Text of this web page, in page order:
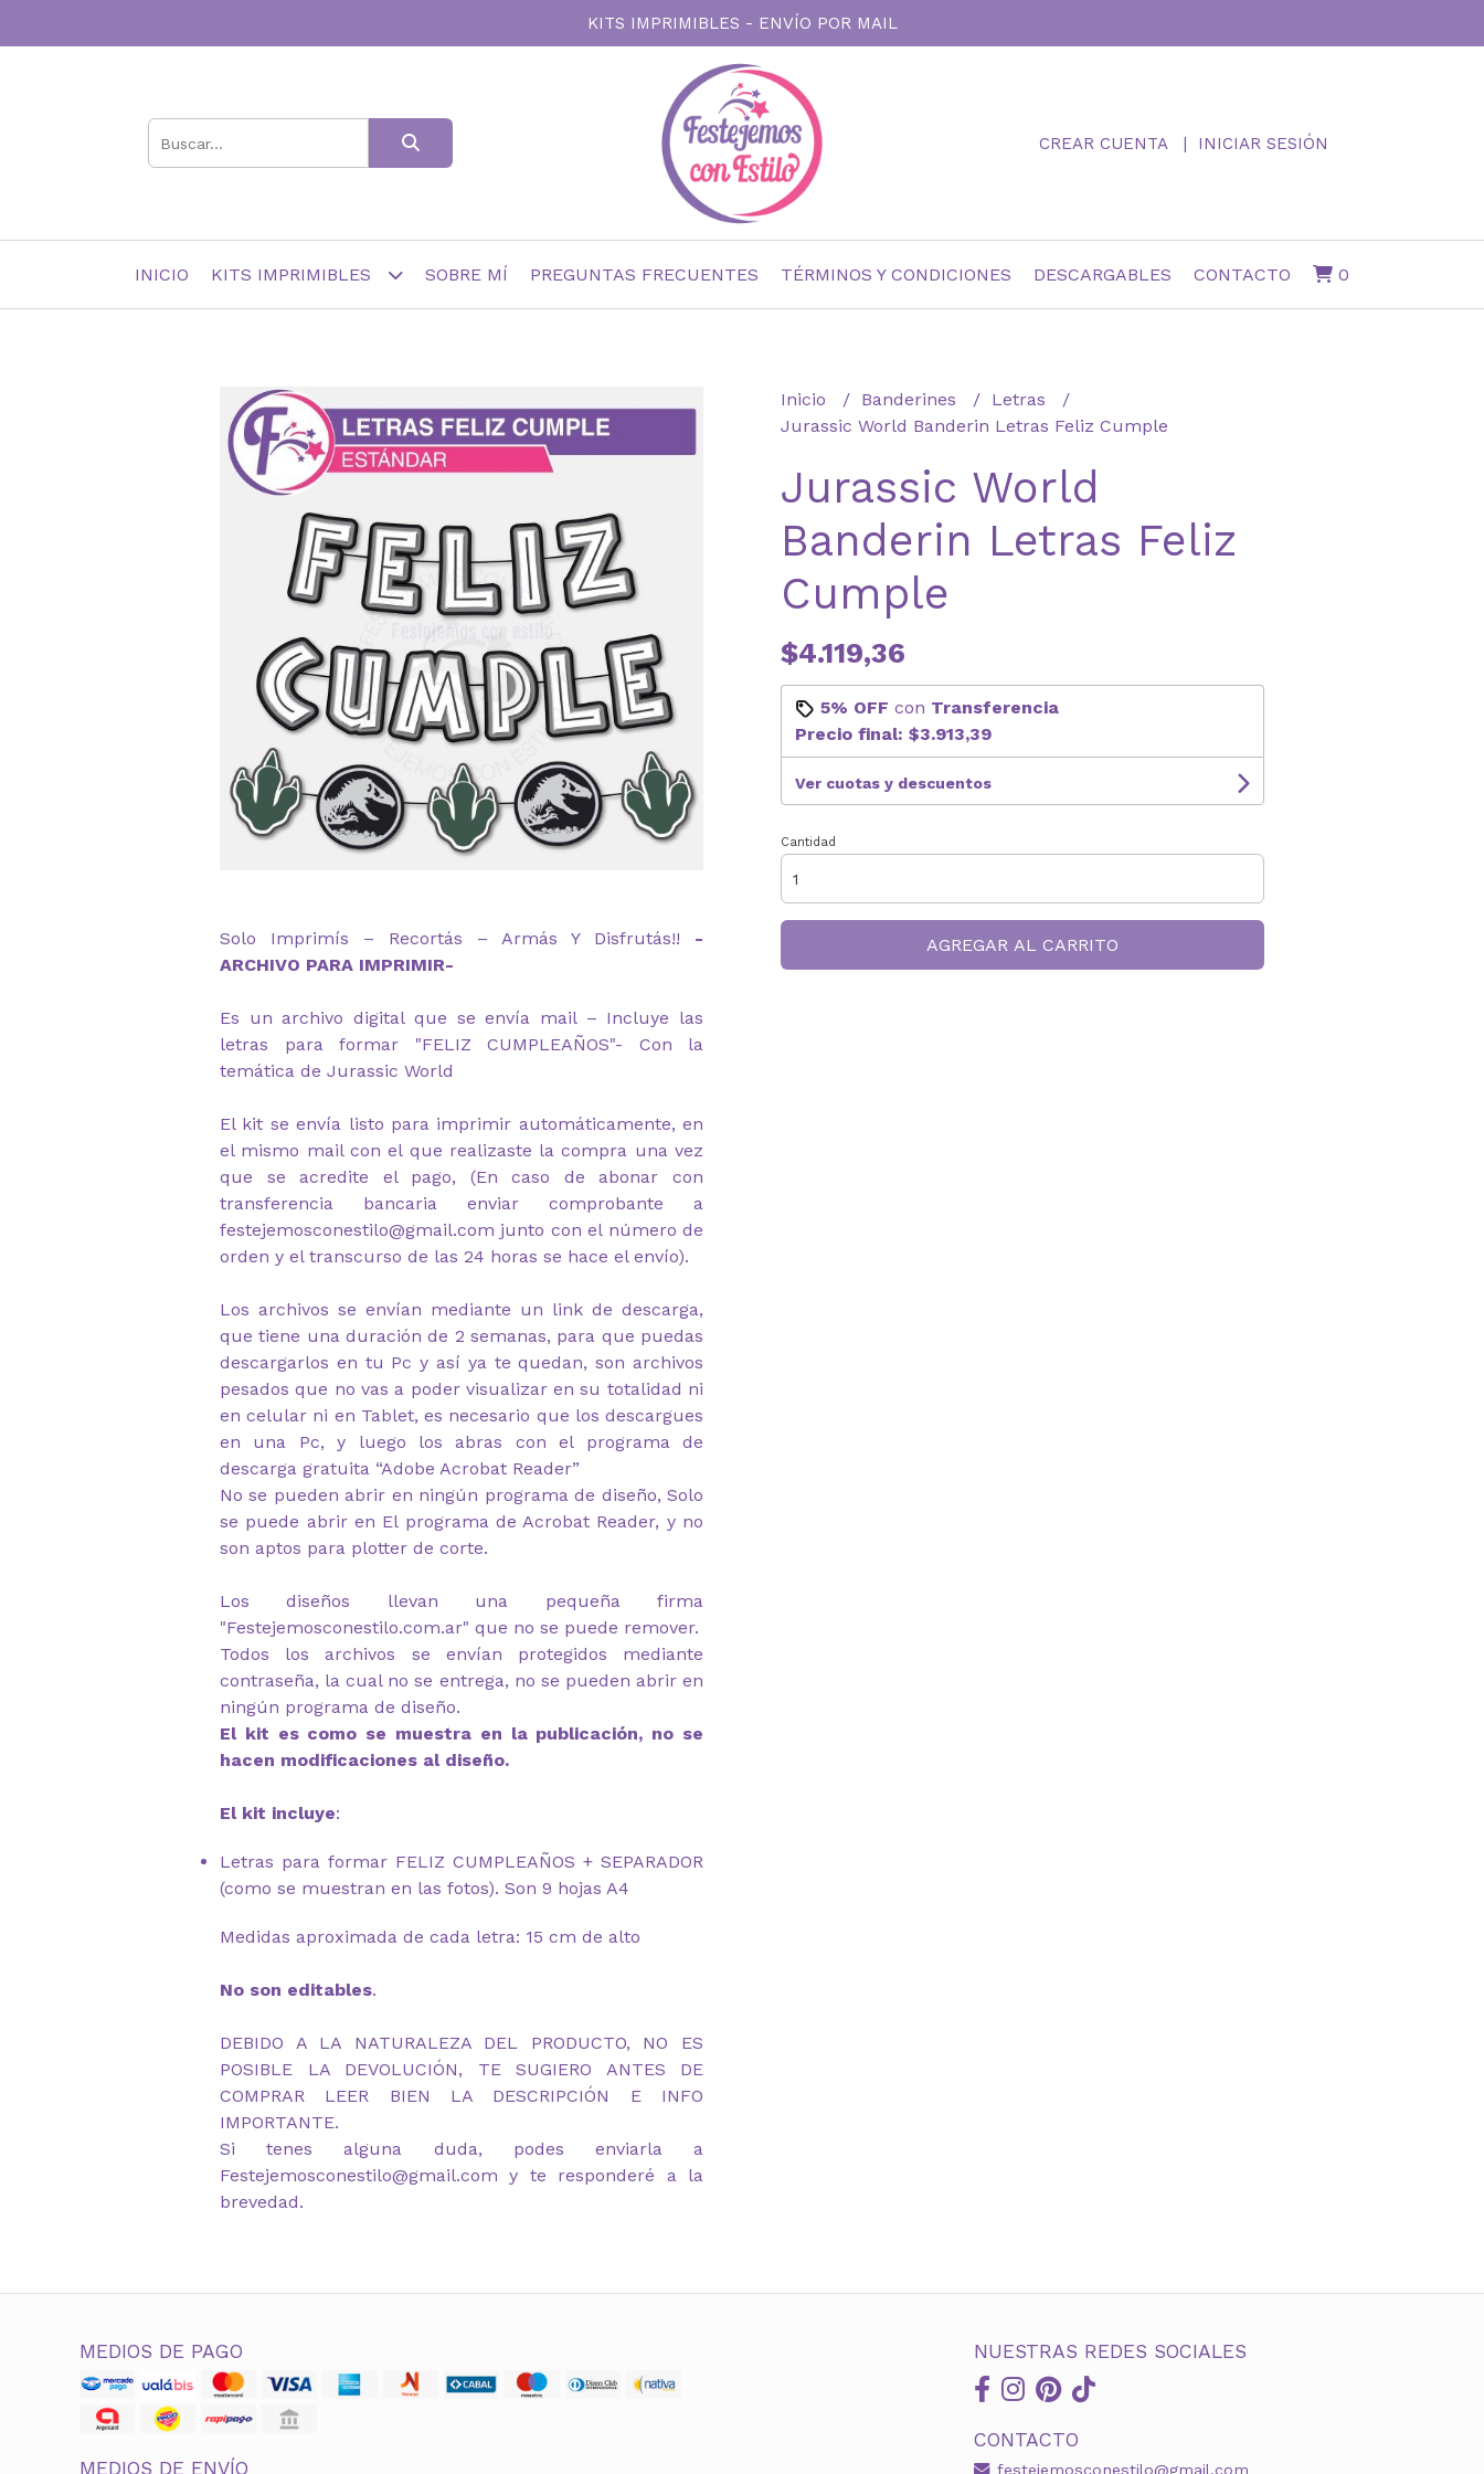
KITS IMPRIMIBLES - ENVÍO POR MAIL
CREAR CUENTA INICIAR SESIÓN
INICIO KITS IMPRIMIBLES SOBRE MÍ PREGUNTAS FRECUENTES TÉRMINOS Y CONDICIONES DESCARGABLES CONTACTO 0
Solo Imprimís – Recortás – Armás Y Disfrutás!! -
ARCHIVO PARA IMPRIMIR-
Es un archivo digital que se envía mail – Incluye las
letras para formar "FELIZ CUMPLEAÑOS"- Con la
temática de Jurassic World
El kit se envía listo para imprimir automáticamente, en
el mismo mail con el que realizaste la compra una vez
que se acredite el pago, (En caso de abonar con
transferencia bancaria enviar comprobante a
festejemosconestilo@gmail.com junto con el número de
orden y el transcurso de las 24 horas se hace el envío).
Los archivos se envían mediante un link de descarga,
que tiene una duración de 2 semanas, para que puedas
descargarlos en tu Pc y así ya te quedan, son archivos
pesados que no vas a poder visualizar en su totalidad ni
en celular ni en Tablet, es necesario que los descargues
en una Pc, y luego los abras con el programa de
descarga gratuita “Adobe Acrobat Reader”
No se pueden abrir en ningún programa de diseño, Solo
se puede abrir en El programa de Acrobat Reader, y no
son aptos para plotter de corte.
Los diseños llevan una pequeña firma
"Festejemosconestilo.com.ar" que no se puede remover.
Todos los archivos se envían protegidos mediante
contraseña, la cual no se entrega, no se pueden abrir en
ningún programa de diseño.
El kit es como se muestra en la publicación, no se
hacen modificaciones al diseño.
El kit incluye:
Letras para formar FELIZ CUMPLEAÑOS + SEPARADOR
(como se muestran en las fotos). Son 9 hojas A4
Medidas aproximada de cada letra: 15 cm de alto
No son editables.
DEBIDO A LA NATURALEZA DEL PRODUCTO, NO ES
POSIBLE LA DEVOLUCIÓN, TE SUGIERO ANTES DE
COMPRAR LEER BIEN LA DESCRIPCIÓN E INFO
IMPORTANTE.
Si tenes alguna duda, podes enviarla a
Festejemosconestilo@gmail.com y te responderé a la
brevedad.
Inicio Banderines
Letras
Jurassic World Banderin Letras Feliz Cumple
Jurassic World
Banderin Letras Feliz
Cumple
$4.119,36
5% OFF con Transferencia
Precio final: $3.913,39
Ver cuotas y descuentos
Cantidad
AGREGAR AL CARRITO
MEDIOS DE PAGO
MEDIOS DE ENVÍO
NUESTRAS REDES SOCIALES
CONTACTO
festejemosconestilo@gmail.com